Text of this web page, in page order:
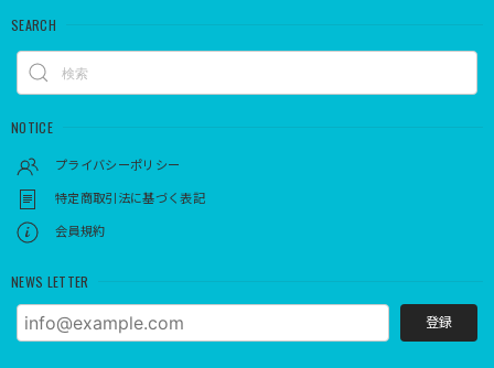
SEARCH
NOTICE
プライバシーポリシー
特定商取引法に基づく表記
会員規約
NEWS LETTER
登録